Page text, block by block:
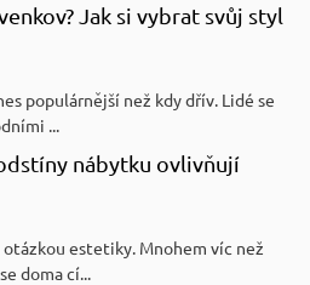
Jak si vybrat svůj styl
populárnější než kdy dřív. Lidé se
...
nábytku ovlivňují
estetiky. Mnohem víc než
doma cí...